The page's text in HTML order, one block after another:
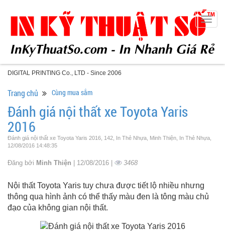
DIGITAL PRINTING Co., LTD - Since 2006
Trang chủ Cùng mua sắm
Đánh giá nội thất xe Toyota Yaris
2016
Đánh giá nội thất xe Toyota Yaris 2016, 142, In Thẻ Nhựa, Minh Thiện, In Thẻ Nhựa,
12/08/2016 14:48:35
Đăng bởi Minh Thiện | 12/08/2016 | 3468
Nội thất Toyota Yaris tuy chưa được tiết lộ nhiều nhưng
thông qua hình ảnh có thể thấy màu đen là tông màu chủ
đạo của không gian nội thất.